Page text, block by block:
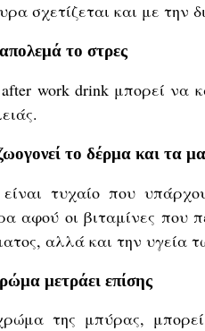
σχετίζεται και με την
το στρες
work drink μπορεί να
το δέρμα και τα
τυχαίο που
αφού οι βιταμίνες που
αλλά και την υγεία
μετράει επίσης
της μπύρας,